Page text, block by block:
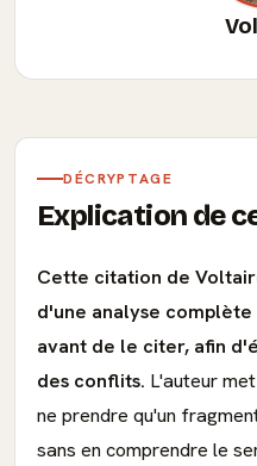
DÉCRYPTAGE
Explication de
Cette citation de
d'une analyse
avant de le citer, afin
des conflits. L'auteur
ne prendre qu'un
sans en comprendre le